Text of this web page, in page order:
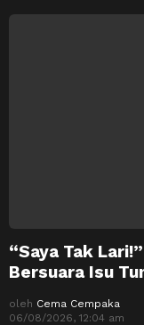
“Saya Tak
Bersuara Isu
oleh Cema Cempaka
06/08/2026, 12:04 am